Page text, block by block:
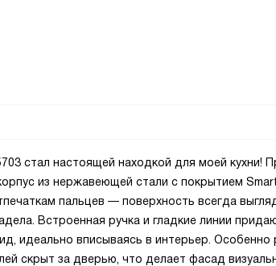
стал настоящей находкой для моей кухни!
из нержавеющей стали с покрытием
пальцев — поверхность всегда
Встроенная ручка и гладкие линии
идеально вписываясь в интерьер. Особенно
скрыт за дверью, что делает фасад